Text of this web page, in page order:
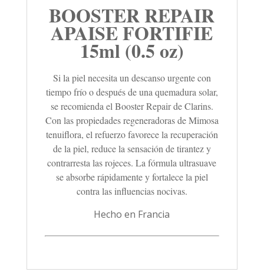
BOOSTER REPAIR
APAISE FORTIFIE
15ml (0.5 oz)
Si la piel necesita un descanso urgente con
tiempo frío o después de una quemadura solar,
se recomienda el Booster Repair de Clarins.
Con las propiedades regeneradoras de Mimosa
tenuiflora, el refuerzo favorece la recuperación
de la piel, reduce la sensación de tirantez y
contrarresta las rojeces. La fórmula ultrasuave
se absorbe rápidamente y fortalece la piel
contra las influencias nocivas.
Hecho en Francia